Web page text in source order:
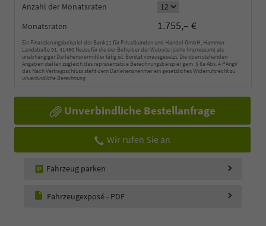
Anzahl der Monatsraten
Monatsraten
1.755,– €
Ein Finanzierungsbeispiel der Bank11 für Privatkunden und Handel GmbH, Hammer
Landstraße 91, 41460 Neuss für die der Betreiber der Website (siehe Impressum) als
unabhängiger Darlehensvermittler tätig ist. Bonität vorausgesetzt. Die oben stehenden
Angaben stellen zugleich das repräsentative Berechnungsbeispiel gem. § 6a Abs. 4 PAngV
dar. Nach Vertragsschluss steht dem Darlehensnehmer ein gesetzliches Widerrufsrecht zu.
unverbindliche Berechnung
Unverbindliche Bestellanfrage
Wir rufen Sie an
Fahrzeug parken
Fahrzeugexposé - PDF